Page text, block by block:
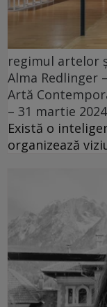
regimul artelor
Alma Redlinger
Artă
– 31 martie
Există o
organizează